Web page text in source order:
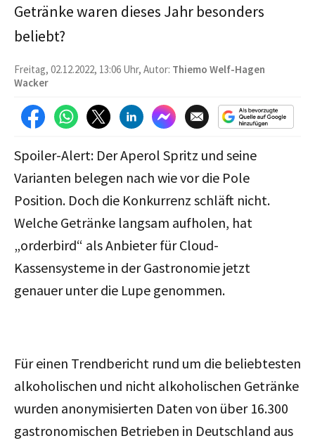
Getränke waren dieses Jahr besonders
beliebt?
Freitag, 02.12.2022, 13:06 Uhr, Autor: Thiemo Welf-Hagen
Wacker
Spoiler-Alert: Der Aperol Spritz und seine
Varianten belegen nach wie vor die Pole
Position. Doch die Konkurrenz schläft nicht.
Welche Getränke langsam aufholen, hat
„orderbird“ als Anbieter für Cloud-
Kassensysteme in der Gastronomie jetzt
genauer unter die Lupe genommen.
Für einen Trendbericht rund um die beliebtesten
alkoholischen und nicht alkoholischen Getränke
wurden anonymisierten Daten von über 16.300
gastronomischen Betrieben in Deutschland aus